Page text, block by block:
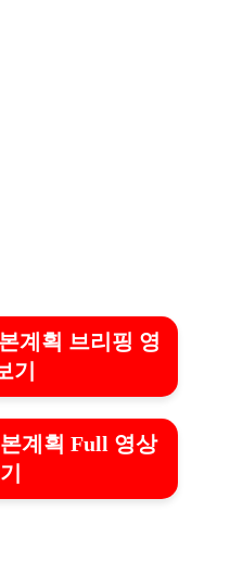
계획 브리핑 영
기
계획 Full 영상